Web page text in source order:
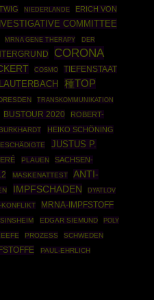
NIEDERLANDE
ERICH VON
COMMITTEE
MRNA GENE THERAPY DER
CORONA
COSMO TIEFENSTAAT
種TOP
TRANSKOMMUNIKATION
BUSTOUR 2020
ROBERT-
HEIKO SCHÖNING
JUSTUS P.
PLAUEN
SACHSEN-
MASKENATTEST
ANTI-
IMPFSCHADEN DYATLOV
KONFLIKT MRNA-IMPFSTOFF
SINSHEIM EDGAR SIEMUND
POLY
PROZESS SCHWEDEN
PAUL-EHRLICH